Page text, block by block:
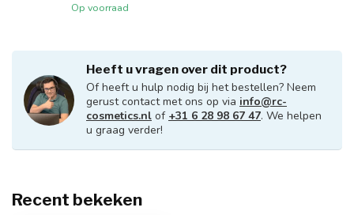
Op voorraad
Heeft u vragen over dit product?
Of heeft u hulp nodig bij het bestellen? Neem
gerust contact met ons op via info@rc-
cosmetics.nl of +31 6 28 98 67 47. We helpen
u graag verder!
Recent bekeken